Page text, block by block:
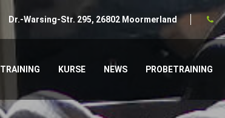
Dr.-Warsing-Str. 295, 26802 Moormerland
TRAINING KURSE NEWS PROBETRAINING